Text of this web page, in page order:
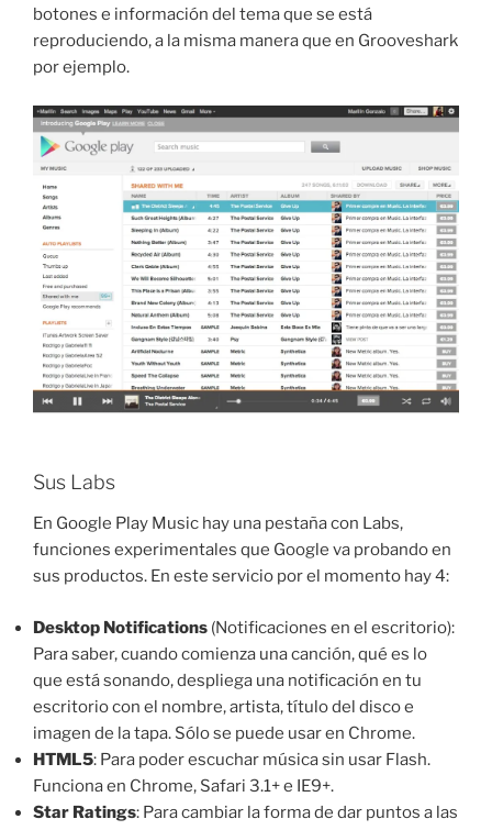
botones e información del tema que se está
reproduciendo, a la misma manera que en Grooveshark
por ejemplo.
Sus Labs
En Google Play Music hay una pestaña con Labs,
funciones experimentales que Google va probando en
sus productos. En este servicio por el momento hay 4:
Desktop Notifications (Notificaciones en el escritorio):
Para saber, cuando comienza una canción, qué es lo
que está sonando, despliega una notificación en tu
escritorio con el nombre, artista, título del disco e
imagen de la tapa. Sólo se puede usar en Chrome.
HTML5: Para poder escuchar música sin usar Flash.
Funciona en Chrome, Safari 3.1+ e IE9+.
Star Ratings: Para cambiar la forma de dar puntos a las